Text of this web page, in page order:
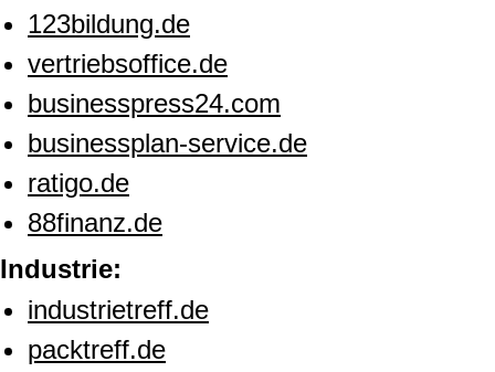
123bildung.de
vertriebsoffice.de
businesspress24.com
businessplan-service.de
ratigo.de
88finanz.de
Industrie:
industrietreff.de
packtreff.de